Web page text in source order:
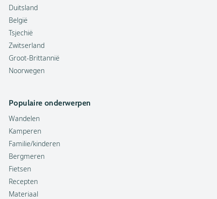
Duitsland
België
Tsjechië
Zwitserland
Groot-Brittannië
Noorwegen
Populaire onderwerpen
Wandelen
Kamperen
Familie/kinderen
Bergmeren
Fietsen
Recepten
Materiaal